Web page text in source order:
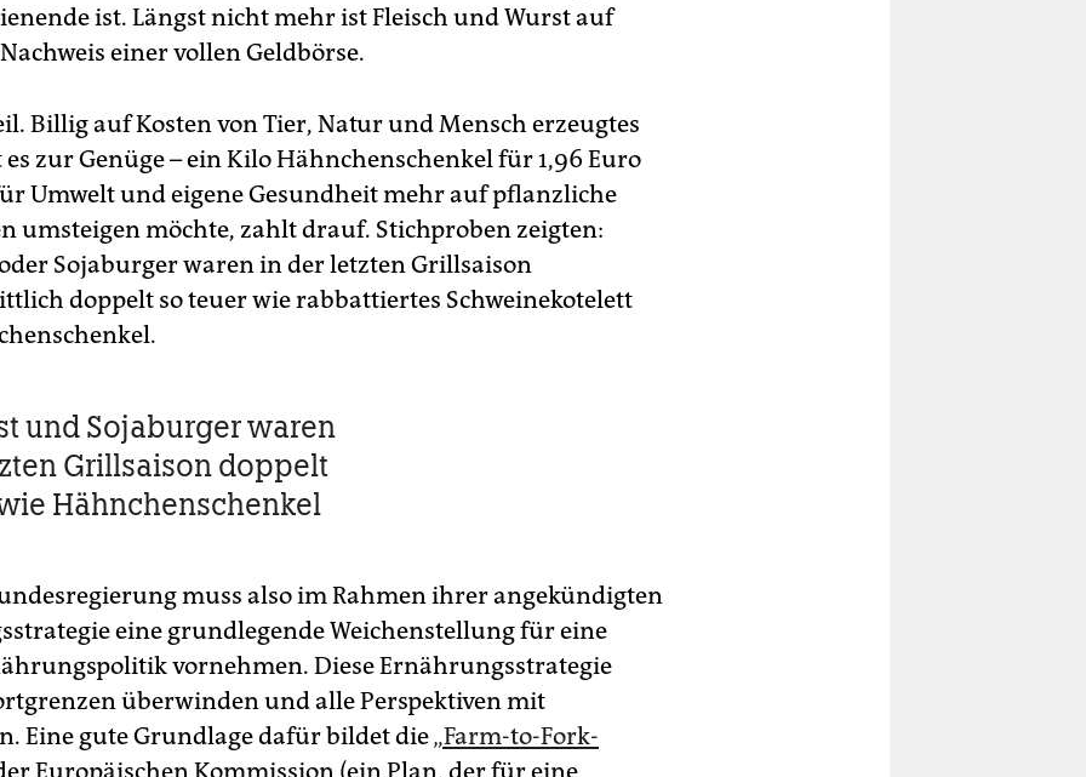
ist. Längst nicht mehr ist Fleisch und Wurst auf
einer vollen Geldbörse.
Billig auf Kosten von Tier, Natur und Mensch erzeugtes
es zur Genüge – ein Kilo Hähnchenschenkel für 1,96 Euro
Umwelt und eigene Gesundheit mehr auf pflanzliche
umsteigen möchte, zahlt drauf. Stichproben zeigten:
Sojaburger waren in der letzten Grillsaison
doppelt so teuer wie rabbattiertes Schweinekotelett
und Sojaburger waren
Grillsaison doppelt
Hähnchenschenkel
muss also im Rahmen ihrer angekündigten
eine grundlegende Weichenstellung für eine
vornehmen. Diese Ernährungsstrategie
überwinden und alle Perspektiven mit
Eine gute Grundlage dafür bildet die„Farm-to-Fork-
Europäischen Kommission (ein Plan, der für eine